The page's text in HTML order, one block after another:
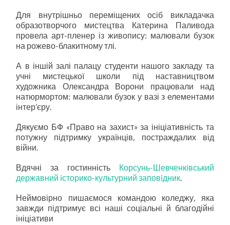
Для внутрішньо переміщених осіб викладачка
образотворчого мистецтва Катерина Паливода
провела арт-пленер із живопису: малювали бузок
на рожево-блакитному тлі.
А в іншій залі палацу студенти нашого закладу та
учні мистецької школи під наставництвом
художника Олександра Ворони працювали над
натюрмортом: малювали бузок у вазі з елементами
інтер’єру.
Дякуємо БФ «Право на захист» за ініціативність та
потужну підтримку українців, постраждалих від
війни.
Вдячні за гостинність Корсунь-Шевченкiвський
державний iсторико-культурний заповiдник.
Неймовірно пишаємося командою коледжу, яка
завжди підтримує всі наші соціальні й благодійні
ініціативи